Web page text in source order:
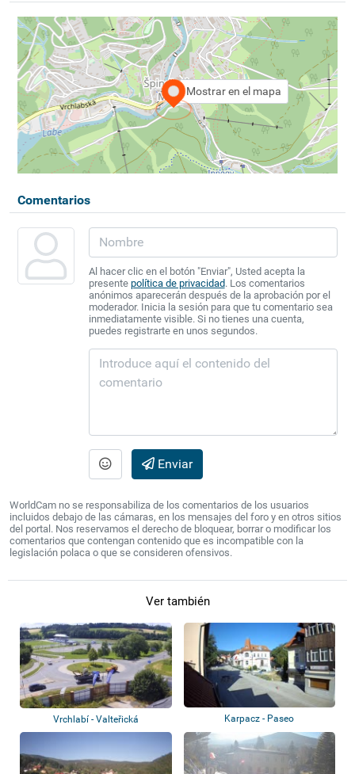
Mostrar en el mapa
Comentarios
Al hacer clic en el botón "Enviar", Usted acepta la
presente política de privacidad. Los comentarios
anónimos aparecerán después de la aprobación por el
moderador. Inicia la sesión para que tu comentario sea
inmediatamente visible. Si no tienes una cuenta,
puedes registrarte en unos segundos.
Enviar
WorldCam no se responsabiliza de los comentarios de los usuarios
incluidos debajo de las cámaras, en los mensajes del foro y en otros sitios
del portal. Nos reservamos el derecho de bloquear, borrar o modificar los
comentarios que contengan contenido que es incompatible con la
legislación polaca o que se consideren ofensivos.
Ver también
Vrchlabí - Valteřická Karpacz - Paseo